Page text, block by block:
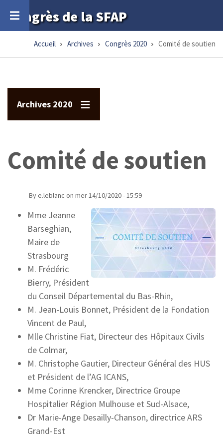
contenu
Congrès de la SFAP
Accueil Archives Congrès 2020 Comité de soutien
Archives 2020
Comité de soutien
Bye.leblanc on mer 14/10/2020 - 15:59
Mme Jeanne
Barseghian,
Maire de
Strasbourg
M. Frédéric
Bierry, Président
du Conseil Départemental du Bas-Rhin,
M. Jean-Louis Bonnet, Président de la Fondation
Vincent de Paul,
Mlle Christine Fiat, Directeur des Hôpitaux Civils
de Colmar,
M. Christophe Gautier, Directeur Général des HUS
et Président de l’AG ICANS,
Mme Corinne Krencker, Directrice Groupe
Hospitalier Région Mulhouse et Sud-Alsace,
Dr Marie-Ange Desailly-Chanson, directrice ARS
Grand-Est